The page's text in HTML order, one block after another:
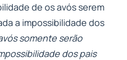
de os avós serem
a impossibilidade dos
somente serão
dos pais